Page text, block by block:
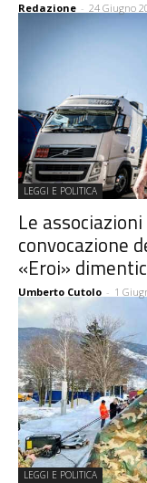
Redazione - 24 Giugno
LEGGI E POLITICA
Le
convocazione
«Eroi»
Umberto Cutolo - 1
LEGGI E POLITICA